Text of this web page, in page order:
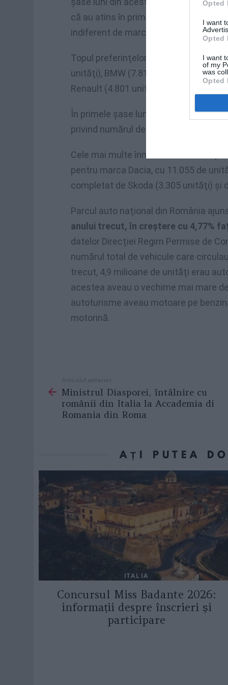
Opted
I want
Opted
I want
of my
was
Opted
că au atins în primul semestru
indiferent de marcă.
Topul preferinţelor este completat de
unităţi), BMW (7.813 unităţi), Audi
Renault (4.801 unităţi) şi Mercedes-
În primele şase luni din acest an,
privind numărul de unităţi second-
Cele mai multe înmatriculări de
pentru marca Dacia, cu 11.055 de
completat de Skoda (3.305 unităţi) şi
Parcul auto naţional din România
anului trecut, în creştere cu 4,77%
datelor Direcţiei Regim Permise de
numărul total de vehicule care
trecut, 4,9 milioane de unităţi erau
acestea aveau o vechime mai mare
autoturisme aveau motoare pe
motorină.
more
Articolul anterior
Ministrul Diasporei, întâlnire cu
românii din Italia la Accademia di
Romania din Roma
AȚI PUTEA
ITALIA
Concursul Miss Badante 2026:
informații despre înscrieri și
participare